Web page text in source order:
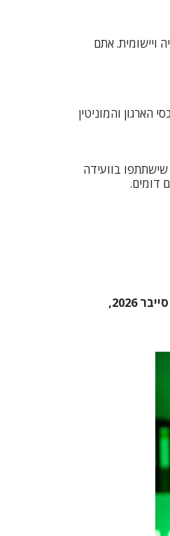
נקייה ויישומית. אתם
והמוניטין
שישתתפו בוועידה
האיומים לא מחכים, וגם אנחנו לא. זה הזמן לשריין מקום לאנשים שמובילים אצלכם את ההחלטות הקריטיות. הצטרפו לוועידת ישראל לסיכוני סייבר 2026,